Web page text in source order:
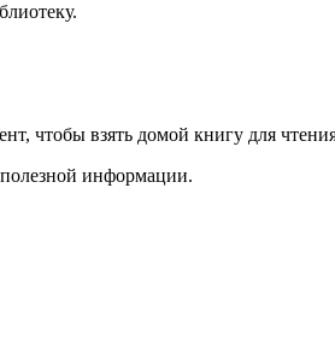
чтобы взять домой книгу для
информации.